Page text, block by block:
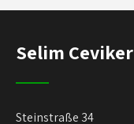
Selim Ceviker
Steinstraße 34